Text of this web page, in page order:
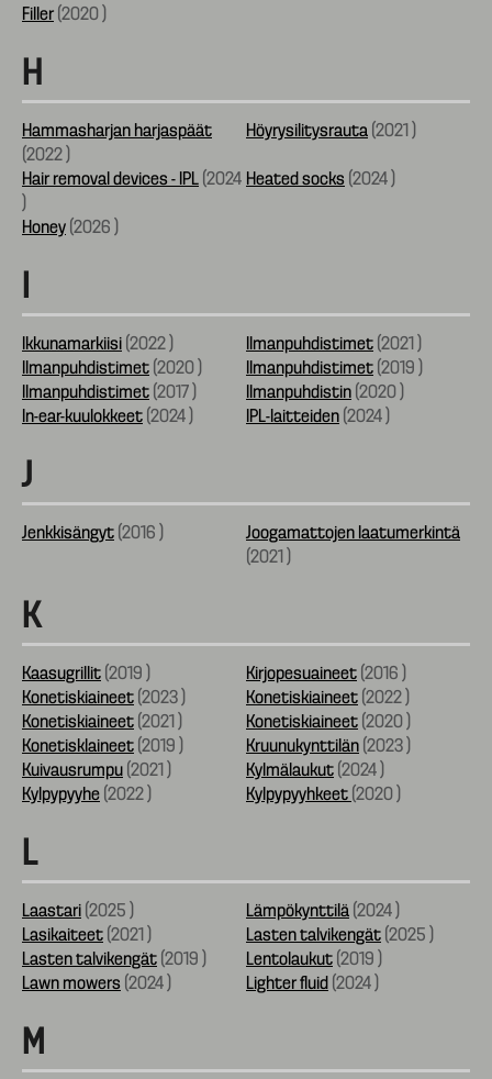
Filler (2020 )
H
Hammasharjan harjaspäät
(2022 )
Höyrysilitysrauta (2021 )
Hair removal devices - IPL (2024
)
Heated socks (2024 )
Honey (2026 )
Ikkunamarkiisi (2022 ) Ilmanpuhdistimet (2021 )
Ilmanpuhdistimet (2020 ) Ilmanpuhdistimet (2019 )
Ilmanpuhdistimet (2017 ) Ilmanpuhdistin (2020 )
In-ear-kuulokkeet (2024 ) IPL-laitteiden (2024 )
J
Jenkkisängyt (2016 )
Joogamattojen laatumerkintä
(2021 )
K
Kaasugrillit (2019 ) Kirjopesuaineet (2016 )
Konetiskiaineet (2023 ) Konetiskiaineet (2022 )
Konetiskiaineet (2021 ) Konetiskiaineet (2020 )
Konetisklaineet (2019 ) Kruunukynttilän (2023 )
Kuivausrumpu (2021 ) Kylmälaukut (2024 )
Kylpypyyhe (2022 ) Kylpypyyhkeet (2020 )
L
Laastari (2025 ) Lämpökynttilä (2024 )
Lasikaiteet (2021 ) Lasten talvikengät (2025 )
Lasten talvikengät (2019 ) Lentolaukut (2019 )
Lawn mowers (2024 ) Lighter fluid (2024 )
M